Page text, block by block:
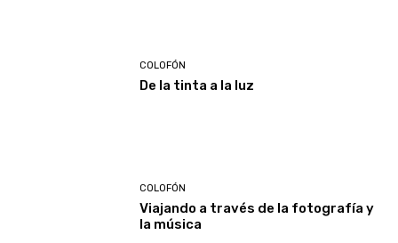
COLOFÓN
De la tinta a la luz
COLOFÓN
Viajando a través de la fotografía y
la música